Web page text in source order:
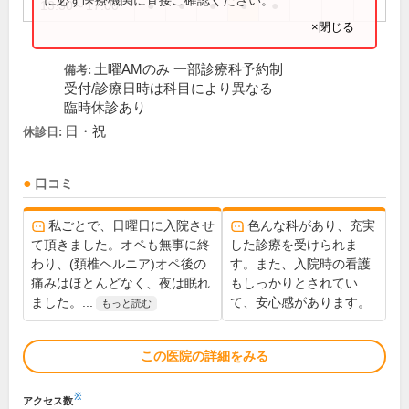
13:30～17:00 ● ● ● ●
×閉じる
備考: 土曜AMのみ 一部診療科予約制
受付/診療日時は科目により異なる
臨時休診あり
休診日: 日・祝
口コミ
私ごとで、日曜日に入院させ
て頂きました。オペも無事に終
わり、(頚椎ヘルニア)オペ後の
痛みはほとんどなく、夜は眠れ
ました。...
もっと読む
色んな科があり、充実
した診療を受けられま
す。また、入院時の看護
もしっかりとされてい
て、安心感があります。
この医院の詳細をみる
アクセス数※